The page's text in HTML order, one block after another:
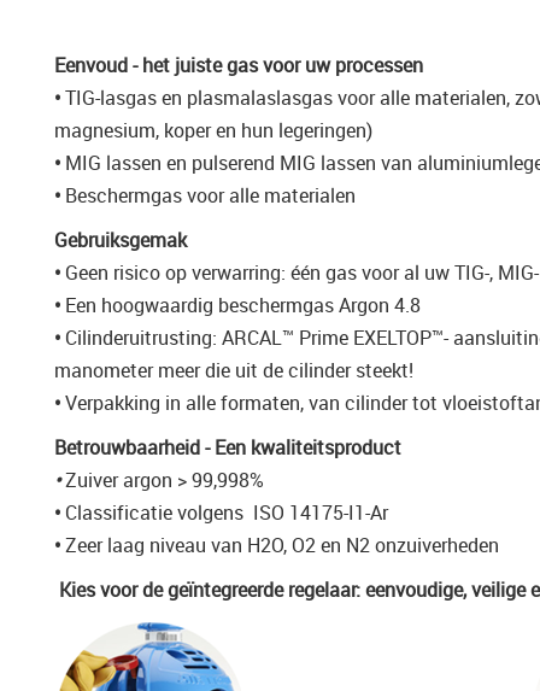
Eenvoud - het juiste gas voor uw processen
•TIG-lasgas en plasmalaslasgas voor alle materialen,
magnesium, koper en hun legeringen)
• MIG lassen en pulserend MIG lassen van
• Beschermgas voor alle materialen
Gebruiksgemak
• Geen risico op verwarring: één gas voor al uw TIG-,
• Een hoogwaardig beschermgas Argon 4.8
• Cilinderuitrusting: ARCAL™ Prime EXELTOP™-
manometer meer die uit de cilinder steekt!
•Verpakking in alle formaten, van cilinder tot
Betrouwbaarheid - Een kwaliteitsproduct
•Zuiver argon > 99,998%
• Classificatie volgens ISO 14175-I1-Ar
•Zeer laag niveau van H2O, O2 en N2 onzuiverheden
Kies voor de geïntegreerde regelaar:eenvoudige, veilige